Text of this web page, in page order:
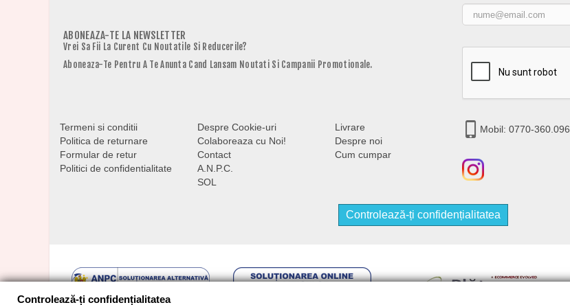
ABONEAZA-TE LA NEWSLETTER
Vrei Sa Fii La Curent Cu Noutatile Si Reducerile?
Aboneaza-Te Pentru A Te Anunta Cand Lansam Noutati Si Campanii Promotionale.
Termeni si conditii
Politica de returnare
Formular de retur
Politici de confidentialitate
Despre Cookie-uri
Colaboreaza cu Noi!
Contact
A.N.P.C.
SOL
Livrare
Despre noi
Cum cumpar
Mobil: 0770-360.096
Controlează-ți confidențialitatea
Controlează-ți confidențialitatea